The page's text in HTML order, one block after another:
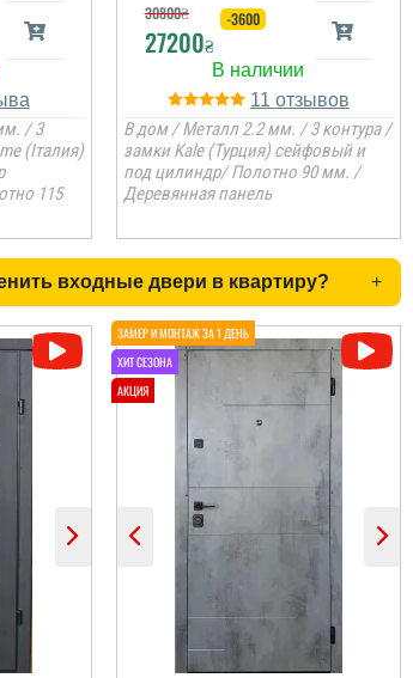
/ 3
(Італия)
115
30800₴
27200₴
-3600
11
В дом / Металл 2.2 мм. / 3 контура /
замки Kale (Турция) сейфовый и
под цилиндр/ Полотно 90 мм. /
Деревянная панель
входные двери в квартиру? +